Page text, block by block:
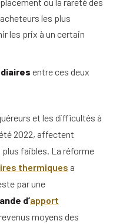
ou la rareté des
les plus
les prix à un certain
entre ces deux
et les difficultés à
2022, affectent
faibles. La réforme
thermiques a
par une
d’apport
moyens des